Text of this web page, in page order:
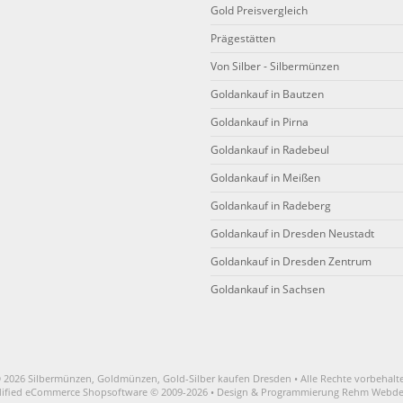
Gold Preisvergleich
Prägestätten
Von Silber - Silbermünzen
Goldankauf in Bautzen
Goldankauf in Pirna
Goldankauf in Radebeul
Goldankauf in Meißen
Goldankauf in Radeberg
Goldankauf in Dresden Neustadt
Goldankauf in Dresden Zentrum
Goldankauf in Sachsen
Silbermünzen, Goldmünzen, Gold-Silber kaufen Dresden • Alle Rechte
eCommerce Shopsoftware © 2009-2026 • Design & Programmierung Rehm